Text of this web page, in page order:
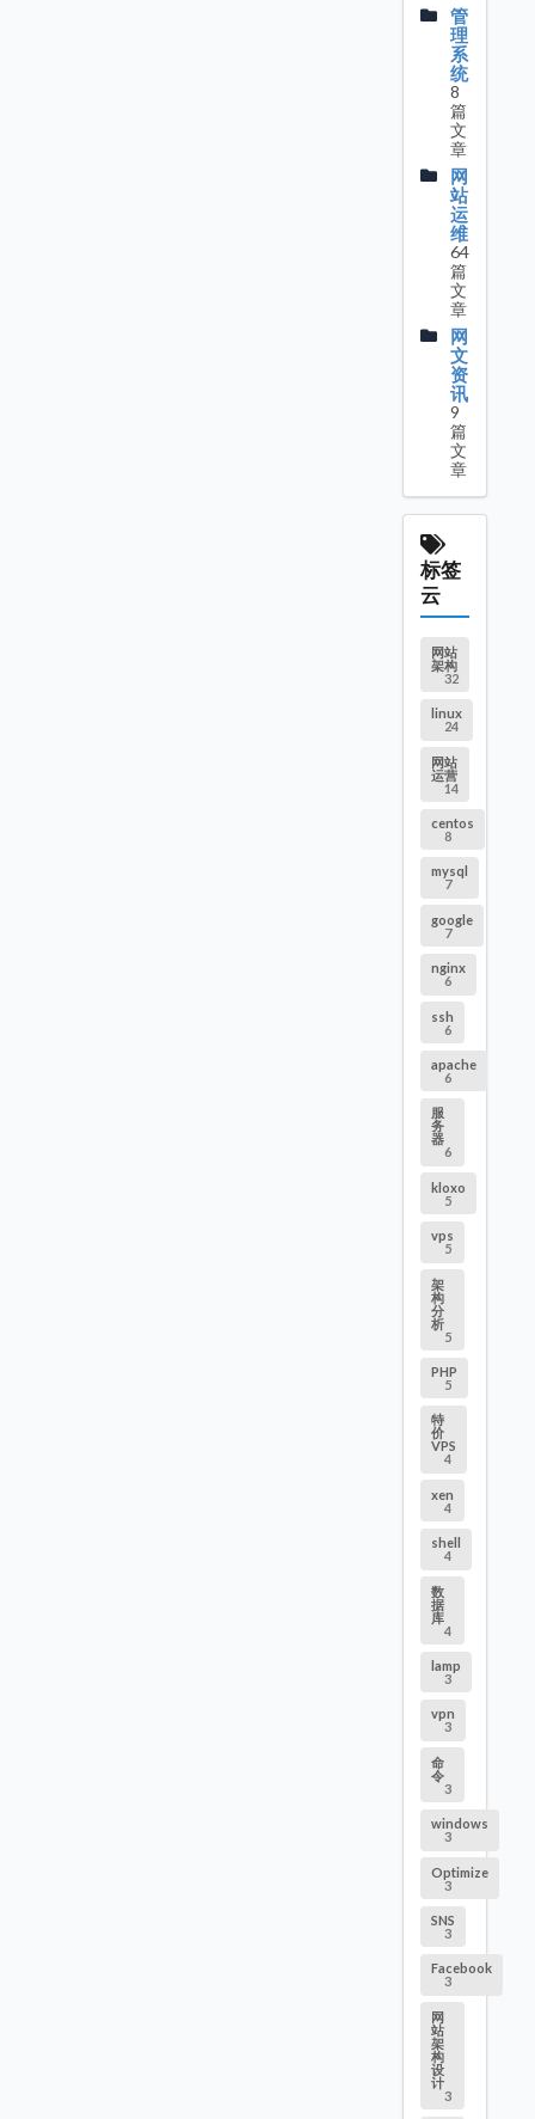
管
理
系
统
8
篇
文
章
网
站
运
维
64
篇
文
章
网
文
资
讯
9
篇
文
章
标签
云
网站
架构
32
linux
24
网站
运营
14
centos
8
mysql
7
google
7
nginx
6
ssh
6
apache
6
服
务
器
6
kloxo
5
vps
5
架
构
分
析
5
PHP
5
特
价
VPS
4
xen
4
shell
4
数
据
库
4
lamp
3
vpn
3
命
令
3
windows
3
Optimize
3
SNS
3
Facebook
3
网
站
架
构
设
计
3